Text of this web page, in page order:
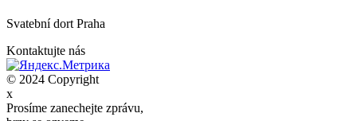
Svatební dort Praha
Kontaktujte nás
© 2024 Copyright
x
Prosíme zanechejte zprávu,